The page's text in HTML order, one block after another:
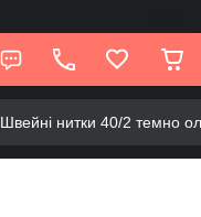
Швейні нитки 40/2 темно